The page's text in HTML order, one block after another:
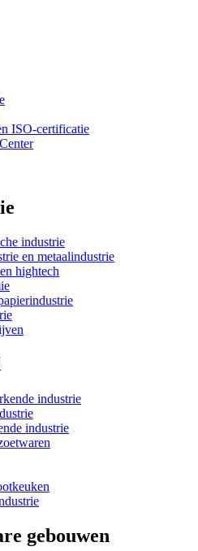
ISO-certificatie
industrie
en metaalindustrie
hightech
industrie
industrie
gebouwen